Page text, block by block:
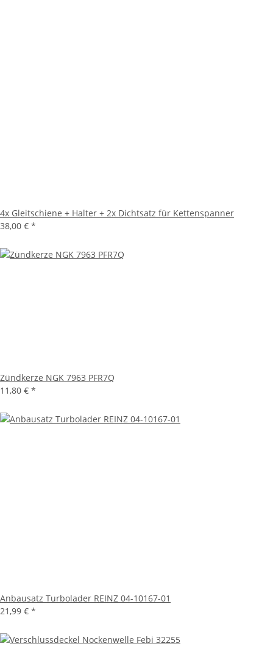
4x Gleitschiene + Halter + 2x Dichtsatz für Kettenspanner
38,00 € *
Zündkerze NGK 7963 PFR7Q
11,80 € *
Anbausatz Turbolader REINZ 04-10167-01
21,99 € *